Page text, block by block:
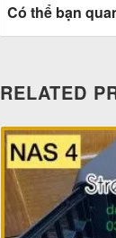
Có thể bạn
RELATED